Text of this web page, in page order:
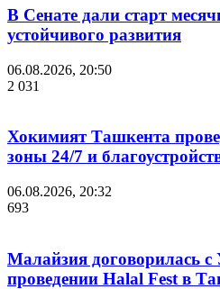
В Сенате дали старт
устойчивого развития
06.08.2026, 20:50
2 031
Хокимият Ташкента
зоны 24/7 и
06.08.2026, 20:32
693
Малайзия договорилась с
проведении Halal Fest в